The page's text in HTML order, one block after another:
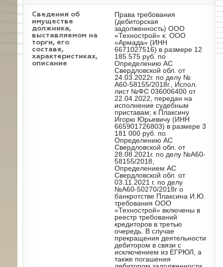
Cведения об
имуществе
должника,
выставляемом на
торги, его
составе,
характеристиках,
описание
Права требования
(дебиторская
задолженность) ООО
«Технострой» к: ООО
«Армада» (ИНН
6671027516) в размере 12
185 575 руб. по
Определению АС
Свердловской обл. от
24.03.2022г. по делу №
А60-58155/2018г., Испол.
лист №ФС 036006400 от
22.04.2022, передан на
исполнение судебным
приставам; к Плаксину
Игорю Юрьевичу (ИНН
665901726803) в размере 3
181 000 руб. по
Определению АС
Свердловской обл. от
28.08.2021г. по делу №А60-
58155/2018,
Определением АС
Свердловской обл. от
03.11.2021 г. по делу
№А60-50270/2018г о
банкротстве Плаксина И.Ю.
требования ООО
«Технострой» включены в
реестр требований
кредиторов в третью
очередь. В случае
прекращения деятельности
дебитором в связи с
исключением из ЕГРЮЛ, а
также погашения